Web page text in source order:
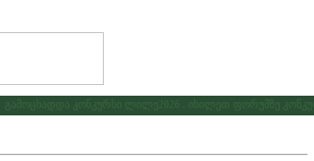
გამოცხადდა კონკურსი ლილე2026 . იხილეთ ფორუმზე